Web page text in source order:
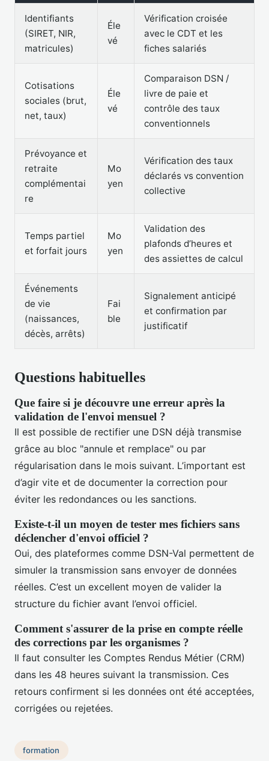
Identifiants
(SIRET, NIR,
matricules)
Éle
vé
Vérification croisée
avec le CDT et les
fiches salariés
Cotisations
sociales (brut,
net, taux)
Éle
vé
Comparaison DSN /
livre de paie et
contrôle des taux
conventionnels
Prévoyance et
retraite
complémentai
re
Mo
yen
Vérification des taux
déclarés vs convention
collective
Temps partiel
et forfait jours
Mo
yen
Validation des
plafonds d’heures et
des assiettes de calcul
Événements
de vie
(naissances,
décès, arrêts)
Fai
ble
Signalement anticipé
et confirmation par
justificatif
Questions habituelles
Que faire si je découvre une erreur après la
validation de l'envoi mensuel ?
Il est possible de rectifier une DSN déjà transmise
grâce au bloc "annule et remplace" ou par
régularisation dans le mois suivant. L’important est
d’agir vite et de documenter la correction pour
éviter les redondances ou les sanctions.
Existe-t-il un moyen de tester mes fichiers sans
déclencher d'envoi officiel ?
Oui, des plateformes comme DSN-Val permettent de
simuler la transmission sans envoyer de données
réelles. C’est un excellent moyen de valider la
structure du fichier avant l’envoi officiel.
Comment s'assurer de la prise en compte réelle
des corrections par les organismes ?
Il faut consulter les Comptes Rendus Métier (CRM)
dans les 48 heures suivant la transmission. Ces
retours confirment si les données ont été acceptées,
corrigées ou rejetées.
formation